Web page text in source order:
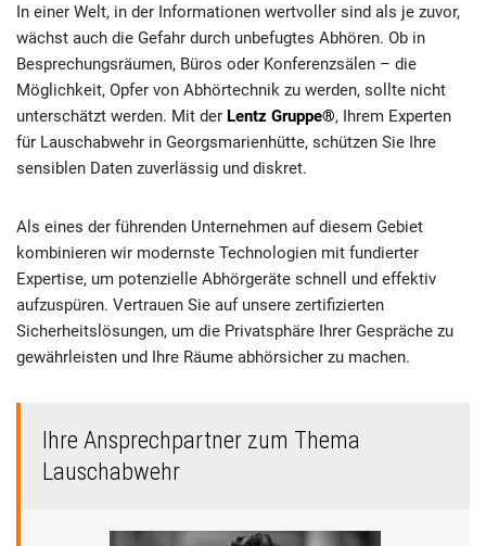
In einer Welt, in der Informationen wertvoller sind als je zuvor,
wächst auch die Gefahr durch unbefugtes Abhören. Ob in
Besprechungsräumen, Büros oder Konferenzsälen – die
Möglichkeit, Opfer von Abhörtechnik zu werden, sollte nicht
unterschätzt werden. Mit der Lentz Gruppe®, Ihrem Experten
für Lauschabwehr in Georgsmarienhütte, schützen Sie Ihre
sensiblen Daten zuverlässig und diskret.
Als eines der führenden Unternehmen auf diesem Gebiet
kombinieren wir modernste Technologien mit fundierter
Expertise, um potenzielle Abhörgeräte schnell und effektiv
aufzuspüren. Vertrauen Sie auf unsere zertifizierten
Sicherheitslösungen, um die Privatsphäre Ihrer Gespräche zu
gewährleisten und Ihre Räume abhörsicher zu machen.
Ihre Ansprechpartner zum Thema
Lauschabwehr